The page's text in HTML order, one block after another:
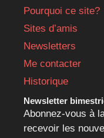
Pourquoi ce site?
Sites d’amis
Newsletters
Me contacter
Historique
Newsletter
Abonnez-vous à
recevoir les